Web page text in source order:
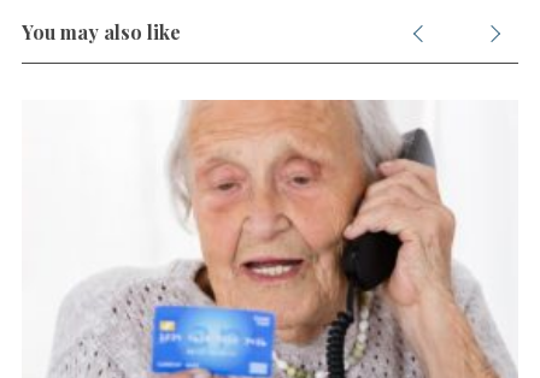
You may also like